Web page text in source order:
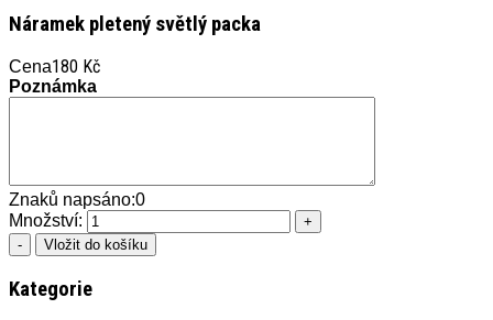
Náramek pletený světlý packa
Cena180 Kč
Poznámka
Znaků napsáno:0
Množství:
Kategorie